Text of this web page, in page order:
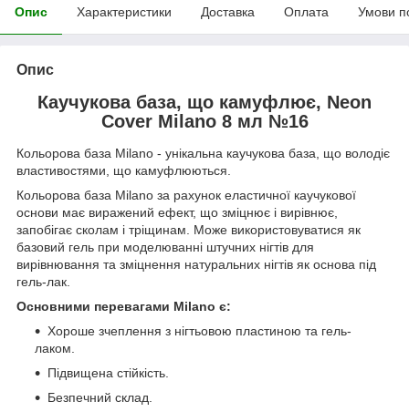
Опис Характеристики Доставка Оплата Умови
Опис
Каучукова база, що камуфлює, Neon
Cover Milano 8 мл №16
Кольорова база Milano - унікальна каучукова база, що володіє
властивостями, що камуфлюються.
Кольорова база Milano за рахунок еластичної каучукової
основи має виражений ефект, що зміцнює і вирівнює,
запобігає сколам і тріщинам. Може використовуватися як
базовий гель при моделюванні штучних нігтів для
вирівнювання та зміцнення натуральних нігтів як основа під
гель-лак.
Основними перевагами Milano є:
Хороше зчеплення з нігтьовою пластиною та гель-
лаком.
Підвищена стійкість.
Безпечний склад.